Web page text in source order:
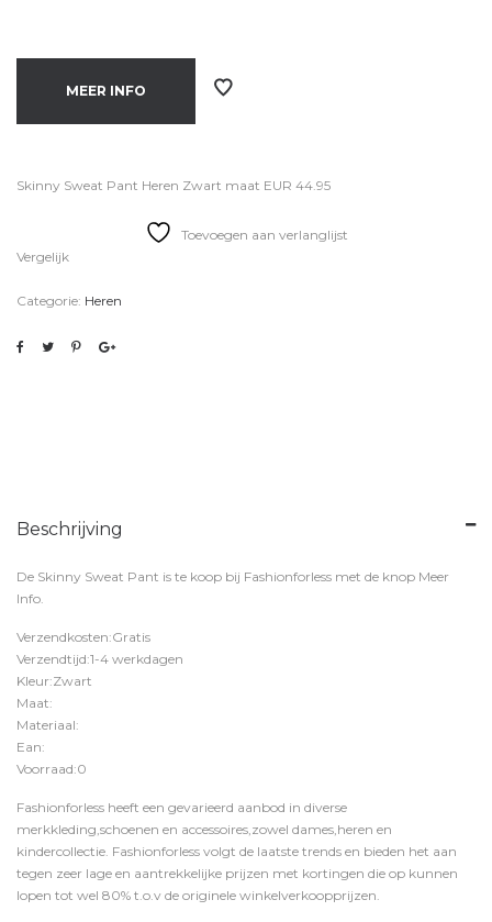
MEER INFO
Skinny Sweat Pant Heren Zwart maat EUR 44.95
Toevoegen aan verlanglijst
Vergelijk
Categorie: Heren
Beschrijving
De Skinny Sweat Pant is te koop bij Fashionforless met de knop Meer
Info.
Verzendkosten:Gratis
Verzendtijd:1-4 werkdagen
Kleur:Zwart
Maat:
Materiaal:
Ean:
Voorraad:0
Fashionforless heeft een gevarieerd aanbod in diverse
merkkleding,schoenen en accessoires,zowel dames,heren en
kindercollectie. Fashionforless volgt de laatste trends en bieden het aan
tegen zeer lage en aantrekkelijke prijzen met kortingen die op kunnen
lopen tot wel 80% t.o.v de originele winkelverkoopprijzen.